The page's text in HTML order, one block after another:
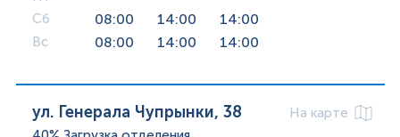
Сб 08:00 14:00 14:00
Вс 08:00 14:00 14:00
ул. Генерала Чупрынки, 38
На карте